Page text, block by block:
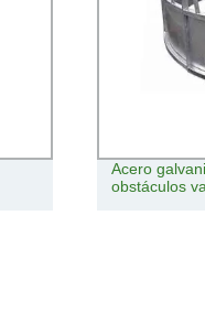
Acero
obstáculos